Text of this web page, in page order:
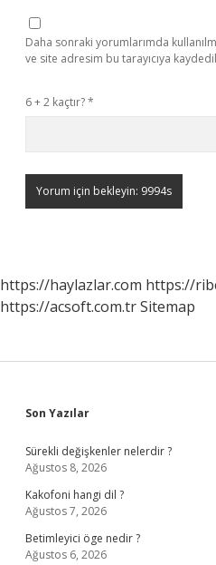
Daha sonraki yorumlarımda
ve site adresim bu tarayıcıya
6 + 2 kaçtır?*
https://haylazlar.com https://
https://acsoft.com.trSitemap
Sidebar
Son Yazılar
Sürekli değişkenler nelerdir ?
Ağustos 8, 2026
Kakofoni hangi dil ?
Ağustos 7, 2026
Betimleyici öge nedir ?
Ağustos 6, 2026